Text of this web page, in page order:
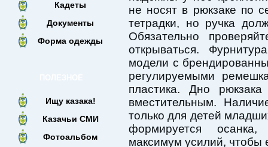
Кадеты
Документы
Форма одежды
Ищу казака!
Казачьи СМИ
Фотоальбом
не носят в рюкзаке по
тетрадки, но ручка
Обязательно
открываться.
модели с
регулируемыми
пластика. Дно
вместительным.
только для детей
формируется
максимум усилий, чтобы